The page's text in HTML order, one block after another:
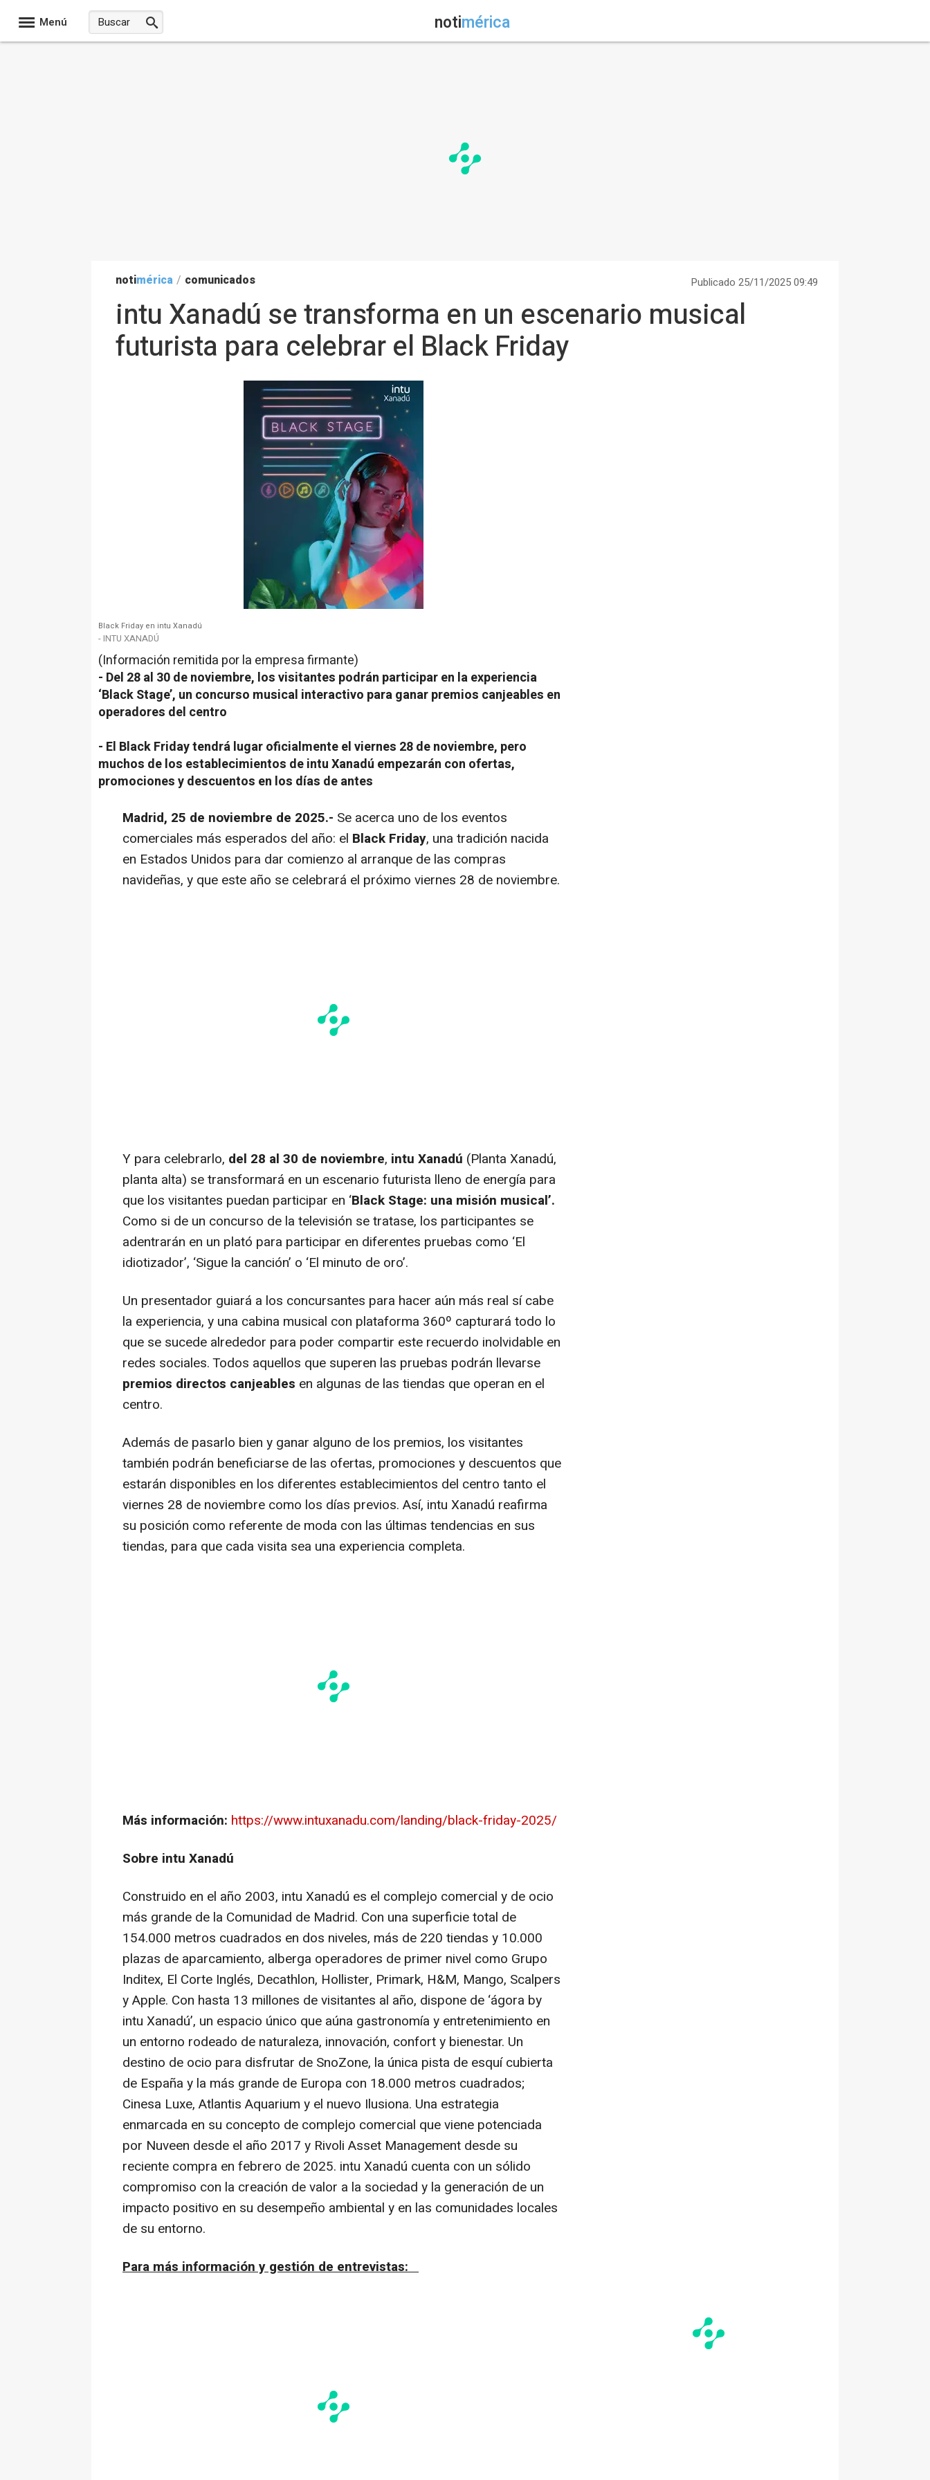
Menú notimérica
notimérica / comunicados Publicado 25/11/2025 09:49
intu Xanadú se transforma en un escenario musical
futurista para celebrar el Black Friday
Black Friday en intu Xanadú
- INTU XANADÚ
(Información remitida por la empresa firmante)
- Del 28 al 30 de noviembre, los visitantes podrán participar en la experiencia
‘Black Stage’, un concurso musical interactivo para ganar premios canjeables en
operadores del centro
- El Black Friday tendrá lugar oficialmente el viernes 28 de noviembre, pero
muchos de los establecimientos de intu Xanadú empezarán con ofertas,
promociones y descuentos en los días de antes
Madrid, 25 de noviembre de 2025.- Se acerca uno de los eventos
comerciales más esperados del año: el Black Friday, una tradición nacida
en Estados Unidos para dar comienzo al arranque de las compras
navideñas, y que este año se celebrará el próximo viernes 28 de noviembre.
Y para celebrarlo, del 28 al 30 de noviembre, intu Xanadú (Planta Xanadú,
planta alta) se transformará en un escenario futurista lleno de energía para
que los visitantes puedan participar en ‘Black Stage: una misión musical’.
Como si de un concurso de la televisión se tratase, los participantes se
adentrarán en un plató para participar en diferentes pruebas como ‘El
idiotizador’, ‘Sigue la canción’ o ‘El minuto de oro’.
Un presentador guiará a los concursantes para hacer aún más real sí cabe
la experiencia, y una cabina musical con plataforma 360º capturará todo lo
que se sucede alrededor para poder compartir este recuerdo inolvidable en
redes sociales. Todos aquellos que superen las pruebas podrán llevarse
premios directos canjeables en algunas de las tiendas que operan en el
centro.
Además de pasarlo bien y ganar alguno de los premios, los visitantes
también podrán beneficiarse de las ofertas, promociones y descuentos que
estarán disponibles en los diferentes establecimientos del centro tanto el
viernes 28 de noviembre como los días previos. Así, intu Xanadú reafirma
su posición como referente de moda con las últimas tendencias en sus
tiendas, para que cada visita sea una experiencia completa.
Más información: https://www.intuxanadu.com/landing/black-friday-2025/
Sobre intu Xanadú
Construido en el año 2003, intu Xanadú es el complejo comercial y de ocio
más grande de la Comunidad de Madrid. Con una superficie total de
154.000 metros cuadrados en dos niveles, más de 220 tiendas y 10.000
plazas de aparcamiento, alberga operadores de primer nivel como Grupo
Inditex, El Corte Inglés, Decathlon, Hollister, Primark, H&M, Mango, Scalpers
y Apple. Con hasta 13 millones de visitantes al año, dispone de ‘ágora by
intu Xanadú’, un espacio único que aúna gastronomía y entretenimiento en
un entorno rodeado de naturaleza, innovación, confort y bienestar. Un
destino de ocio para disfrutar de SnoZone, la única pista de esquí cubierta
de España y la más grande de Europa con 18.000 metros cuadrados;
Cinesa Luxe, Atlantis Aquarium y el nuevo Ilusiona. Una estrategia
enmarcada en su concepto de complejo comercial que viene potenciada
por Nuveen desde el año 2017 y Rivoli Asset Management desde su
reciente compra en febrero de 2025. intu Xanadú cuenta con un sólido
compromiso con la creación de valor a la sociedad y la generación de un
impacto positivo en su desempeño ambiental y en las comunidades locales
de su entorno.
Para más información y gestión de entrevistas: